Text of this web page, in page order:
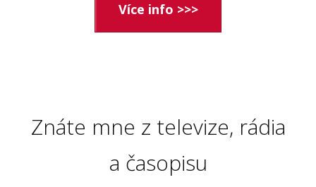
Více info >>>
Znáte mne z televize, rádia
a časopisu